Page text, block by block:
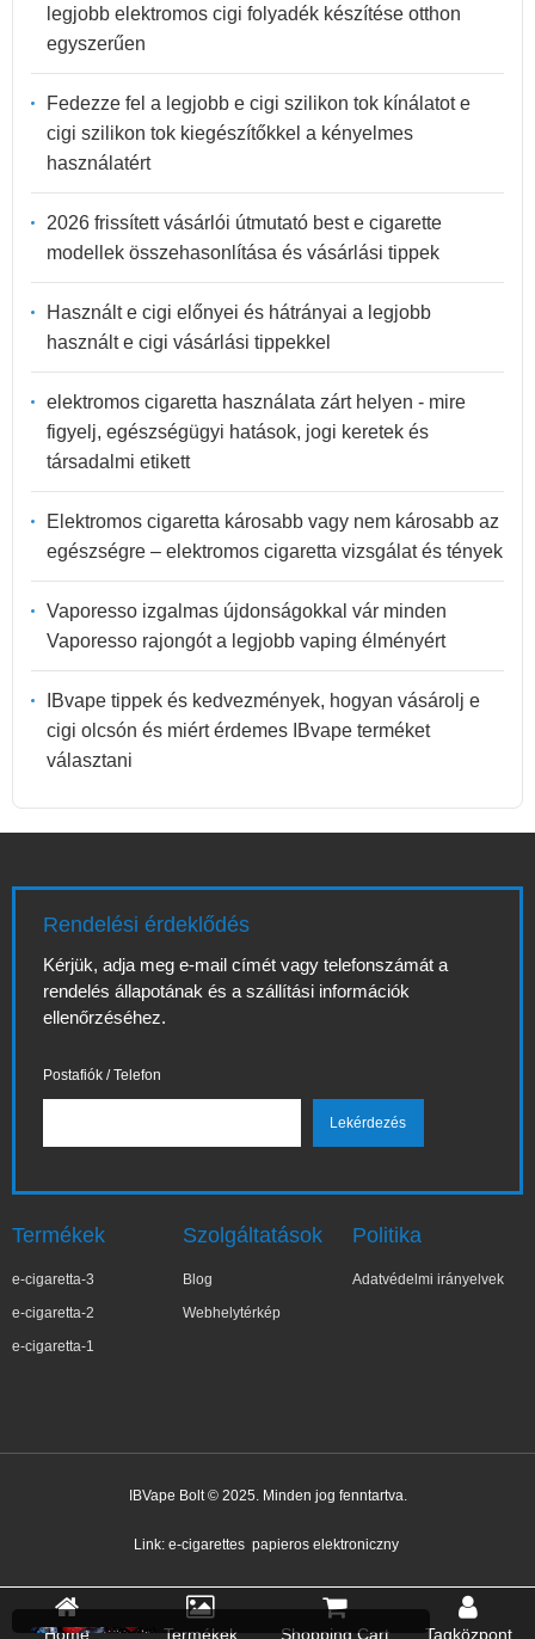
legjobb elektromos cigi folyadék készítése otthon
egyszerűen
Fedezze fel a legjobb e cigi szilikon tok kínálatot e
cigi szilikon tok kiegészítőkkel a kényelmes
használatért
2026 frissített vásárlói útmutató best e cigarette
modellek összehasonlítása és vásárlási tippek
Használt e cigi előnyei és hátrányai a legjobb
használt e cigi vásárlási tippekkel
elektromos cigaretta használata zárt helyen - mire
figyelj, egészségügyi hatások, jogi keretek és
társadalmi etikett
Elektromos cigaretta károsabb vagy nem károsabb az
egészségre – elektromos cigaretta vizsgálat és tények
Vaporesso izgalmas újdonságokkal vár minden
Vaporesso rajongót a legjobb vaping élményért
IBvape tippek és kedvezmények, hogyan vásárolj e
cigi olcsón és miért érdemes IBvape terméket
választani
Rendelési érdeklődés
Kérjük, adja meg e-mail címét vagy telefonszámát a
rendelés állapotának és a szállítási információk
ellenőrzéséhez.
Postafiók / Telefon
Termékek
e-cigaretta-3
e-cigaretta-2
e-cigaretta-1
Szolgáltatások
Blog
Webhelytérkép
Politika
Adatvédelmi irányelvek
IBVape Bolt © 2025. Minden jog fenntartva.
Link: e-cigarettes papieros elektroniczny
Home Termékek Shopping Cart Tagközpont
✕
Ter***a